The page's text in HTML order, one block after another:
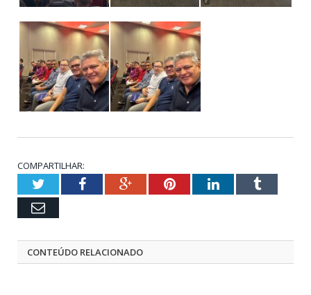
COMPARTILHAR:
TwitterFacebookGoogle+PinterestLinkedInTumblr
Email
CONTEÚDO RELACIONADO